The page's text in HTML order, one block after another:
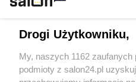
Sport
Społeczeństwo
Drogi Użytkowniku,
My, naszych 1162 zaufanych
podmioty z salon24.pl